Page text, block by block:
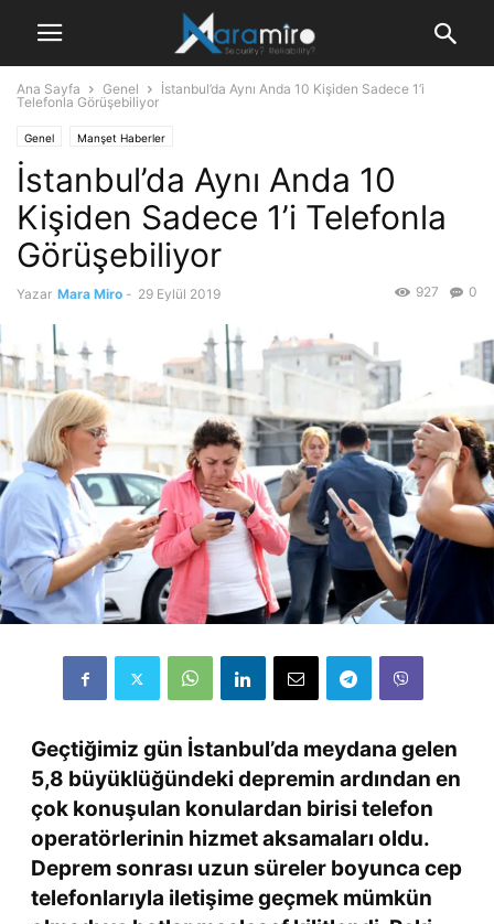
Ana Sayfa Genel
İstanbul’da Aynı Anda 10 Kişiden Sadece 1’i
Telefonla Görüşebiliyor
Genel Manşet Haberler
İstanbul’da Aynı Anda 10
Kişiden Sadece 1’i Telefonla
Görüşebiliyor
Yazar Mara Miro - 29 Eylül 2019 0
927
Geçtiğimiz gün İstanbul’da meydana gelen
5,8 büyüklüğündeki depremin ardından en
çok konuşulan konulardan birisi telefon
operatörlerinin hizmet aksamaları oldu.
Deprem sonrası uzun süreler boyunca cep
telefonlarıyla iletişime geçmek mümkün